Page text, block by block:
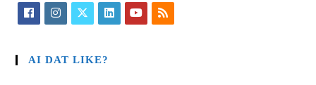
AI DAT LIKE?